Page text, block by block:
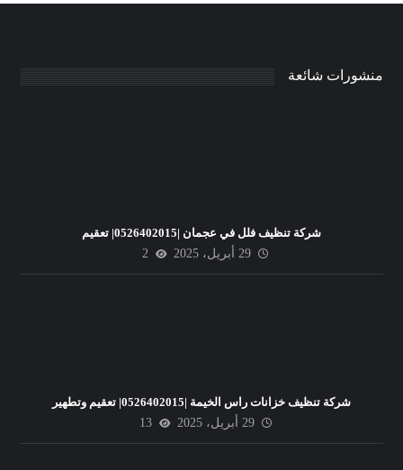
منشورات شائعة
شركة تنظيف فلل في عجمان |0526402015| تعقيم
29 أبريل، 2025
2
شركة تنظيف خزانات راس الخيمة |0526402015| تعقيم وتطهير
29 أبريل، 2025
13